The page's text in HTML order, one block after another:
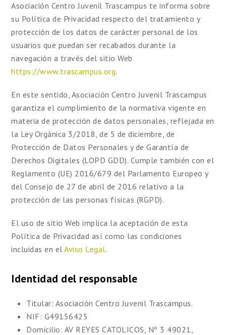
Asociación Centro Juvenil Trascampus te informa sobre
su Política de Privacidad respecto del tratamiento y
protección de los datos de carácter personal de los
usuarios que puedan ser recabados durante la
navegación a través del sitio Web
https://www.trascampus.org.
En este sentido, Asociación Centro Juvenil Trascampus
garantiza el cumplimiento de la normativa vigente en
materia de protección de datos personales, reflejada en
la Ley Orgánica 3/2018, de 5 de diciembre, de
Protección de Datos Personales y de Garantía de
Derechos Digitales (LOPD GDD). Cumple también con el
Reglamento (UE) 2016/679 del Parlamento Europeo y
del Consejo de 27 de abril de 2016 relativo a la
protección de las personas físicas (RGPD).
El uso de sitio Web implica la aceptación de esta
Política de Privacidad así como las condiciones
incluidas en elAviso Legal.
Identidad del responsable
Titular: Asociación Centro Juvenil Trascampus.
NIF: G49156425
Domicilio: AV REYES CATOLICOS, Nº 3 49021,